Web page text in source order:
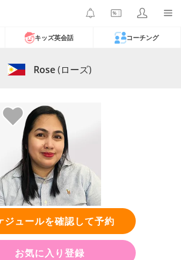
キッズ英会話 コーチング
Rose(ローズ)
ジュールを確認して予約
お気に入り登録